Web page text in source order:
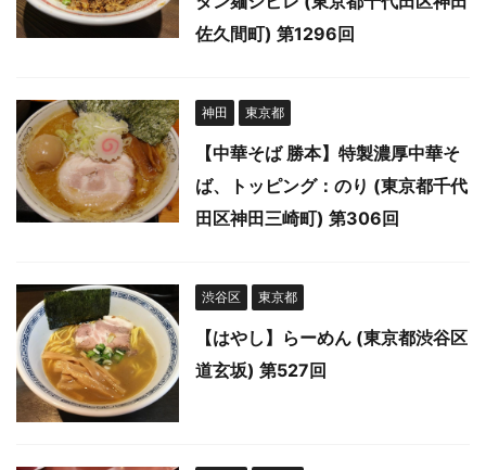
佐久間町) 第1296回
神田 東京都
【中華そば 勝本】特製濃厚中華そ
ば、トッピング：のり (東京都千代
田区神田三崎町) 第306回
渋谷区 東京都
【はやし】らーめん (東京都渋谷区
道玄坂) 第527回